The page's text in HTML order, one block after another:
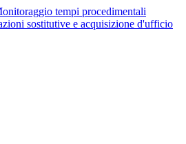
tempi procedimentali
sostitutive e acquisizione d'ufficio